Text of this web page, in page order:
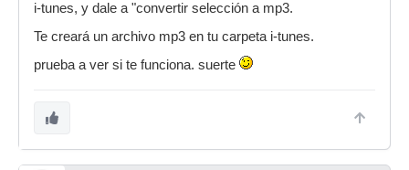
i-tunes, y dale a "convertir selección a mp3.
Te creará un archivo mp3 en tu carpeta i-tunes.
prueba a ver si te funciona. suerte